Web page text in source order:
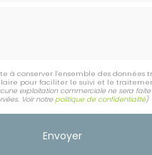
à conserver l'ensemble des données
pour faciliter le suivi et le
exploitation commerciale ne sera
Voir notrepolitique de confidentialité)